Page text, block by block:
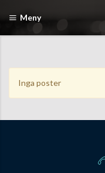
Meny
Inga poster